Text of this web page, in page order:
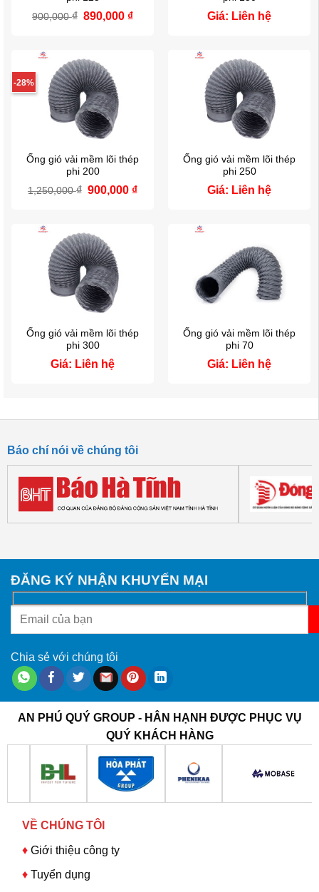
900,000₫ Giá
890,000 ₫ Giá: Liên hệ
-28%
Ống gió vải mềm lõi thép
phi 200
1,250,000₫ Giá
900,000 ₫
Ống gió vải mềm lõi thép
phi 250
Giá: Liên hệ
Ống gió vải mềm lõi thép
phi 300
Giá: Liên hệ
Ống gió vải mềm lõi thép
phi 70
Giá: Liên hệ
Báo chí nói về chúng tôi
ĐĂNG KÝ NHẬN KHUYẾN MẠI
Chia sẻ với chúng tôi
AN PHÚ QUÝ GROUP - HÂN HẠNH ĐƯỢC PHỤC VỤ
QUÝ KHÁCH HÀNG
VỀ CHÚNG TÔI
♦ Giới thiệu công ty
♦Tuyển dụng